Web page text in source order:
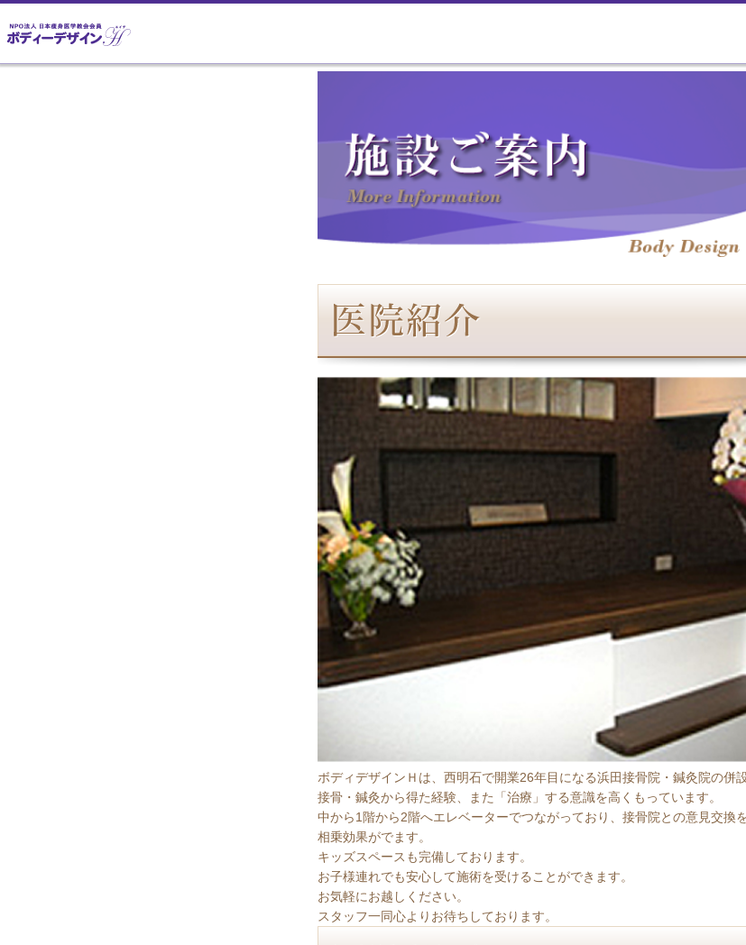
ボディデザインＨは、西明石で開業26年目になる浜田接骨院・鍼灸院の併設
接骨・鍼灸から得た経験、また「治療」する意識を高くもっています。
中から1階から2階へエレベーターでつながっており、接骨院との意見交換
相乗効果がでます。
キッズスペースも完備しております。
お子様連れでも安心して施術を受けることができます。
お気軽にお越しください。
スタッフ一同心よりお待ちしております。